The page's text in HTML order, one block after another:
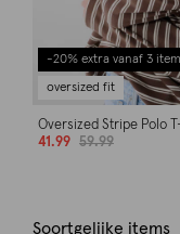
-20% extra vanaf 3
oversized fit
Oversized Stripe Polo
41.99
59.99
Soortgelijke items